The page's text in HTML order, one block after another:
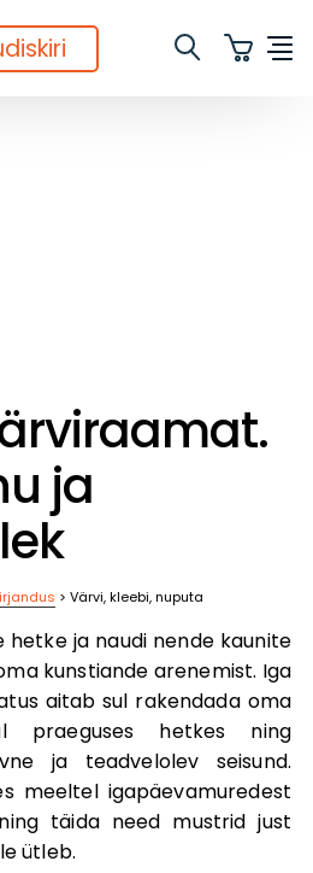
ja
> Värvi, kleebi, nuputa
hetke ja naudi nende kaunite
kunstiande arenemist. Iga
aitab sul rakendada oma
praeguses hetkes ning
ja teadvelolev seisund.
meeltel igapäevamuredest
täida need mustrid just
ütleb.